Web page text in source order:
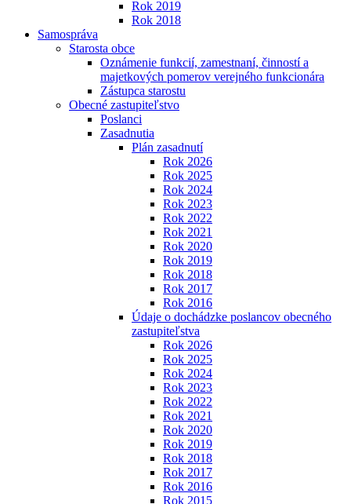
Rok 2019
Rok 2018
Samospráva
Starosta obce
Oznámenie funkcií, zamestnaní, činností a
majetkových pomerov verejného funkcionára
Zástupca starostu
Obecné zastupiteľstvo
Poslanci
Zasadnutia
Plán zasadnutí
Rok 2026
Rok 2025
Rok 2024
Rok 2023
Rok 2022
Rok 2021
Rok 2020
Rok 2019
Rok 2018
Rok 2017
Rok 2016
Údaje o dochádzke poslancov obecného
zastupiteľstva
Rok 2026
Rok 2025
Rok 2024
Rok 2023
Rok 2022
Rok 2021
Rok 2020
Rok 2019
Rok 2018
Rok 2017
Rok 2016
Rok 2015